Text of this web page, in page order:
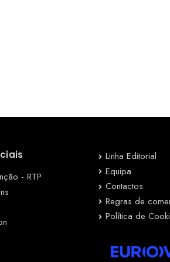
- RTP
Linha Editorial
Equipa
Contactos
Regras de
Política de